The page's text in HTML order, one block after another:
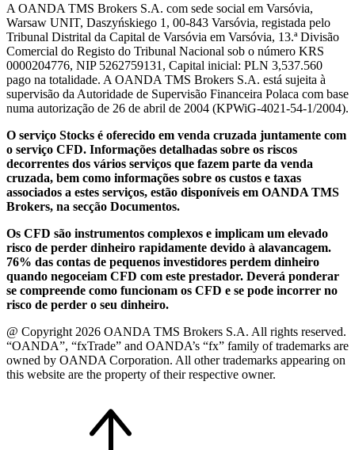
A OANDA TMS Brokers S.A. com sede social em Varsóvia,
Warsaw UNIT, Daszyńskiego 1, 00-843 Varsóvia, registada pelo
Tribunal Distrital da Capital de Varsóvia em Varsóvia, 13.ª Divisão
Comercial do Registo do Tribunal Nacional sob o número KRS
0000204776, NIP 5262759131, Capital inicial: PLN 3,537.560
pago na totalidade. A OANDA TMS Brokers S.A. está sujeita à
supervisão da Autoridade de Supervisão Financeira Polaca com base
numa autorização de 26 de abril de 2004 (KPWiG-4021-54-1/2004).
O serviço Stocks é oferecido em venda cruzada juntamente com
o serviço CFD. Informações detalhadas sobre os riscos
decorrentes dos vários serviços que fazem parte da venda
cruzada, bem como informações sobre os custos e taxas
associados a estes serviços, estão disponíveis em OANDA TMS
Brokers, na secção Documentos.
Os CFD são instrumentos complexos e implicam um elevado
risco de perder dinheiro rapidamente devido à alavancagem.
76% das contas de pequenos investidores perdem dinheiro
quando negoceiam CFD com este prestador. Deverá ponderar
se compreende como funcionam os CFD e se pode incorrer no
risco de perder o seu dinheiro.
@ Copyright 2026 OANDA TMS Brokers S.A. All rights reserved.
“OANDA”, “fxTrade” and OANDA’s “fx” family of trademarks are
owned by OANDA Corporation. All other trademarks appearing on
this website are the property of their respective owner.